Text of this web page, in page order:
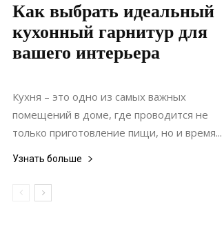
Как выбрать идеальный
кухонный гарнитур для
вашего интерьера
20.06.2022
Кухня – это одно из самых важных
помещений в доме, где проводится не
только приготовление пищи, но и время...
Узнать больше